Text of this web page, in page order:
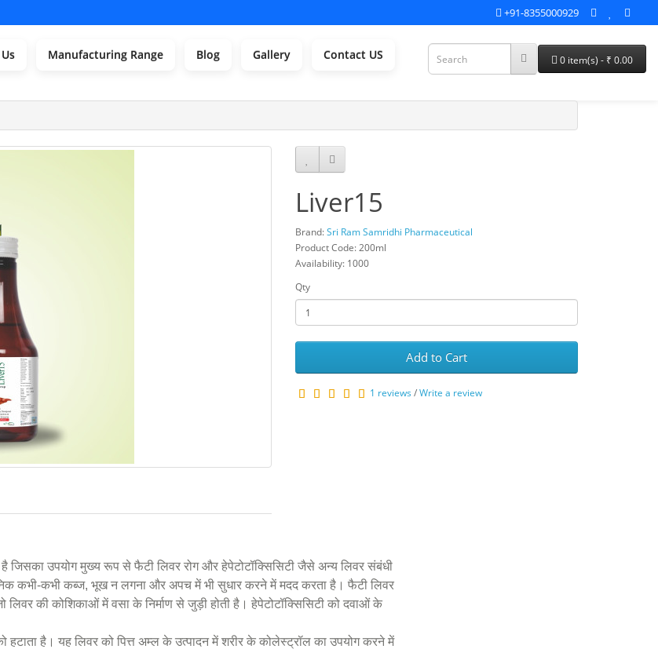
+91-8355000929
Manufacturing Range Blog Gallery Contact US 0 item(s) - ₹ 0.00
उपयोग मुख्य रूप से फैटी लिवर रोग और हेपेटोटॉक्सिसिटी जैसे अन्य लिवर संबंधी
कभी-कभी कब्ज, भूख न लगना और अपच में भी सुधार करने में मदद करता है। फैटी लिवर
लिवर की कोशिकाओं में वसा के निर्माण से जुड़ी होती है। हेपेटोटॉक्सिसिटी को दवाओं के
है। यह लिवर को पित्त अम्ल के उत्पादन में शरीर के कोलेस्ट्रॉल का उपयोग करने में
Liver15
Brand:Sri Ram Samridhi Pharmaceutical
Product Code: 200ml
Availability: 1000
Qty
Add to Cart
1 reviews/Write a review